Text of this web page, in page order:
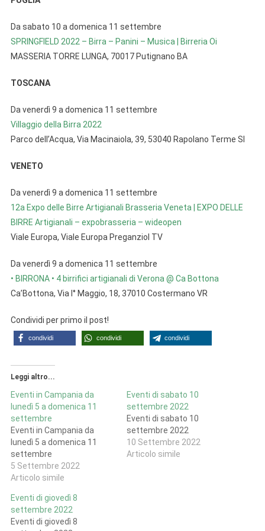
Da sabato 10 a domenica 11 settembre
SPRINGFIELD 2022 – Birra – Panini – Musica | Birreria Oi
MASSERIA TORRE LUNGA, 70017 Putignano BA
TOSCANA
Da venerdì 9 a domenica 11 settembre
Villaggio della Birra 2022
Parco dell’Acqua, Via Macinaiola, 39, 53040 Rapolano Terme SI
VENETO
Da venerdì 9 a domenica 11 settembre
12a Expo delle Birre Artigianali Brasseria Veneta | EXPO DELLE
BIRRE Artigianali – expobrasseria – wideopen
Viale Europa, Viale Europa Preganziol TV
Da venerdì 9 a domenica 11 settembre
• BIRRONA • 4 birrifici artigianali di Verona @ Ca Bottona
Ca’Bottona, Via I° Maggio, 18, 37010 Costermano VR
Condividi per primo il post!
condividi condividi condividi
Leggi altro...
Eventi in Campania da
lunedì 5 a domenica 11
settembre
Eventi in Campania da
lunedì 5 a domenica 11
settembre
5 Settembre 2022
Articolo simile
Eventi di sabato 10
settembre 2022
Eventi di sabato 10
settembre 2022
10 Settembre 2022
Articolo simile
Eventi di giovedì 8
settembre 2022
Eventi di giovedì 8